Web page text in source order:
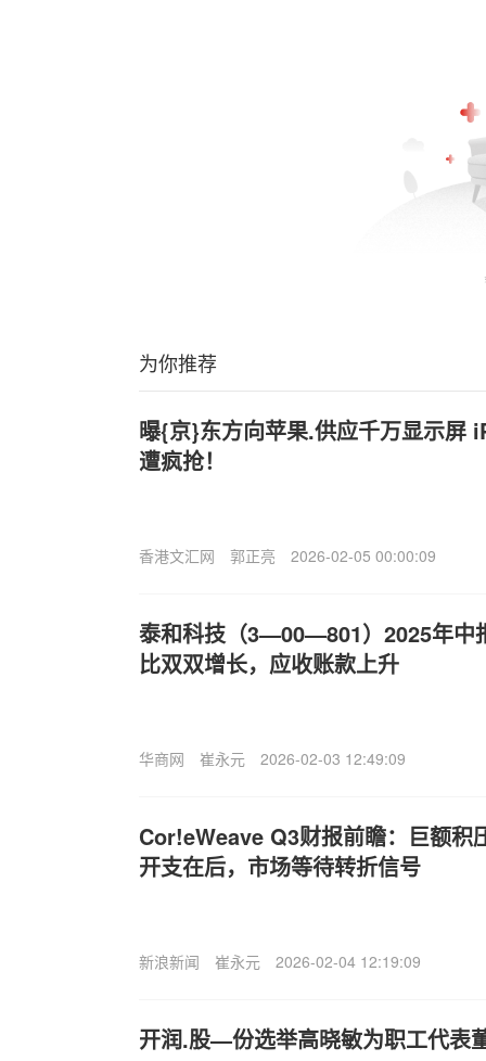
为你推荐
曝{京}东方向苹果.供应千万显示屏
遭疯抢！
香港文汇网 郭正亮 2026-02-05 00:00:09
泰和科技（3—00—801）2025年中
比双双增长，应收账款上升
华商网 崔永元 2026-02-03 12:49:09
Cor!eWeave Q3财报前瞻：巨额积
开支在后，市场等待转折信号
新浪新闻 崔永元 2026-02-04 12:19:09
开润.股—份选举高晓敏为职工代表